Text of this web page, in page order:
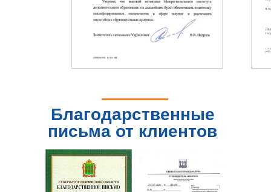
Благодарственные
письма от клиентов